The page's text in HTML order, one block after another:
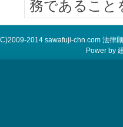
務であること
2014 sawafuji-chn.com 法律
Power by